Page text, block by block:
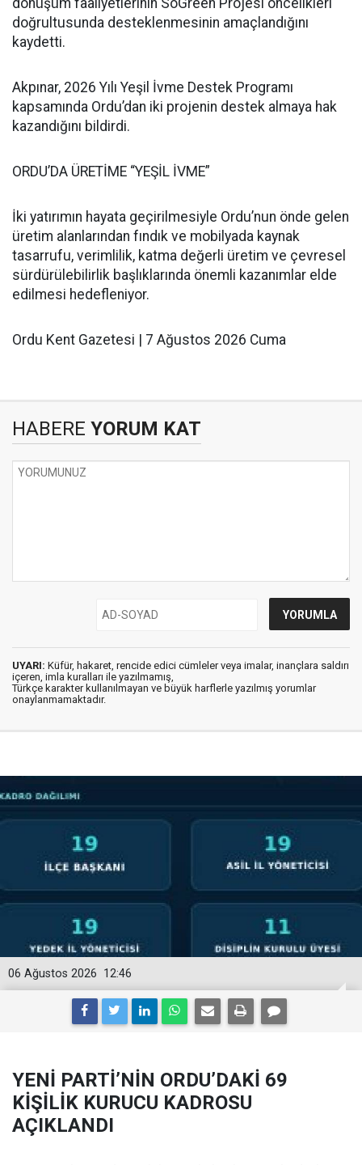
dönüşüm faaliyetlerinin SoGreen Projesi öncelikleri
doğrultusunda desteklenmesinin amaçlandığını
kaydetti.
Akpınar, 2026 Yılı Yeşil İvme Destek Programı
kapsamında Ordu’dan iki projenin destek almaya hak
kazandığını bildirdi.
ORDU’DA ÜRETİME “YEŞİL İVME”
İki yatırımın hayata geçirilmesiyle Ordu’nun önde gelen
üretim alanlarından fındık ve mobilyada kaynak
tasarrufu, verimlilik, katma değerli üretim ve çevresel
sürdürülebilirlik başlıklarında önemli kazanımlar elde
edilmesi hedefleniyor.
Ordu Kent Gazetesi | 7 Ağustos 2026 Cuma
HABERE YORUM KAT
UYARI: Küfür, hakaret, rencide edici cümleler veya imalar, inançlara saldırı
içeren, imla kuralları ile yazılmamış,
Türkçe karakter kullanılmayan ve büyük harflerle yazılmış yorumlar
onaylanmamaktadır.
12:46
06 Ağustos 2026
YENİ PARTİ’NİN ORDU’DAKİ 69
KİŞİLİK KURUCU KADROSU
AÇIKLANDI